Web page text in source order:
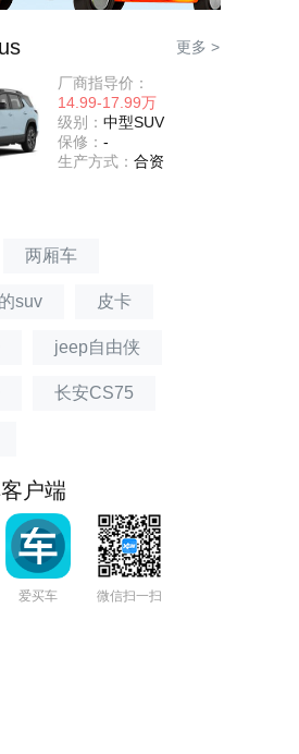
更多 >
厂商指导价：
14.99-17.99万
级别： 中型SUV
保修： -
生产方式： 合资
两厢车
suv 皮卡
jeep自由侠
长安CS75
户端
爱买车 微信扫一扫